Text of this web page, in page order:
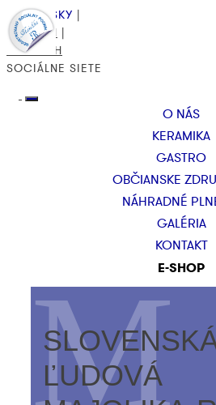
SLOVENSKY |
ENGLISH |
DEUTSCH
SOCIÁLNE SIETE
O NÁS
KERAMIKA
GASTRO
OBČIANSKE
NÁHRADNÉ
GALÉRIA
KONTAKT
E-SHOP
ĽUDOVÁ